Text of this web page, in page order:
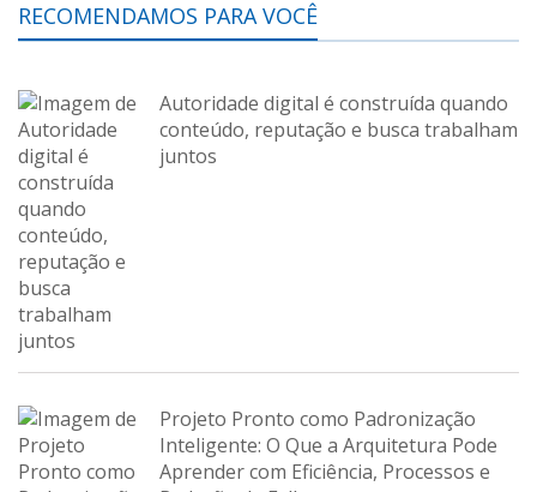
RECOMENDAMOS PARA VOCÊ
Autoridade digital é construída quando
conteúdo, reputação e busca trabalham
juntos
Projeto Pronto como Padronização
Inteligente: O Que a Arquitetura Pode
Aprender com Eficiência, Processos e